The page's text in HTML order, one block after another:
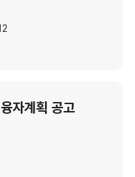
자계획 공고